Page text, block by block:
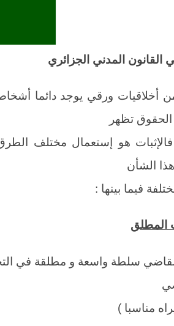
المدني الجزائري
أخلاقيات ورقي يوجد دائما
تظهر
هو إستعمال مختلف
الشأن
المطلق
سلطة واسعة و مطلقة في
مناسبا )